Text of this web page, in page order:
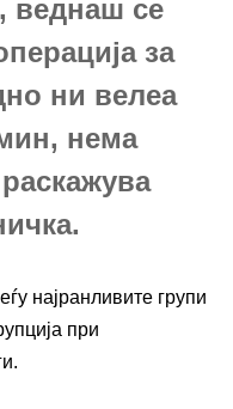
веднаш се
за
ни велeа
нема
најранливите групи
при